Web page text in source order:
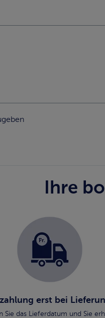
Ihre
erst bei
Sie das Lieferdatum und Sie